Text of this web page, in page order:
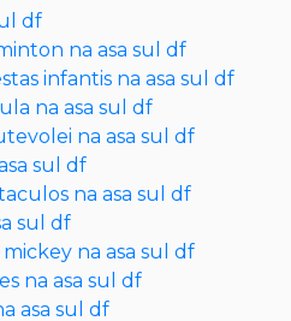
df
na asa sul df
infantis na asa sul df
na asa sul df
na asa sul df
sul df
na asa sul df
sul df
na asa sul df
na asa sul df
asa sul df